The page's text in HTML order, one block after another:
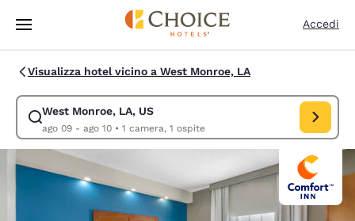
Vai A Contenuto Principale
Accedi
Visualizza hotel vicino a West Monroe, LA
West Monroe, LA, US
ago 09 - ago 10• 1 camera, 1 ospite
Modifica la ricerca per West Monroe, LA, US. Data di check-in ago 09,